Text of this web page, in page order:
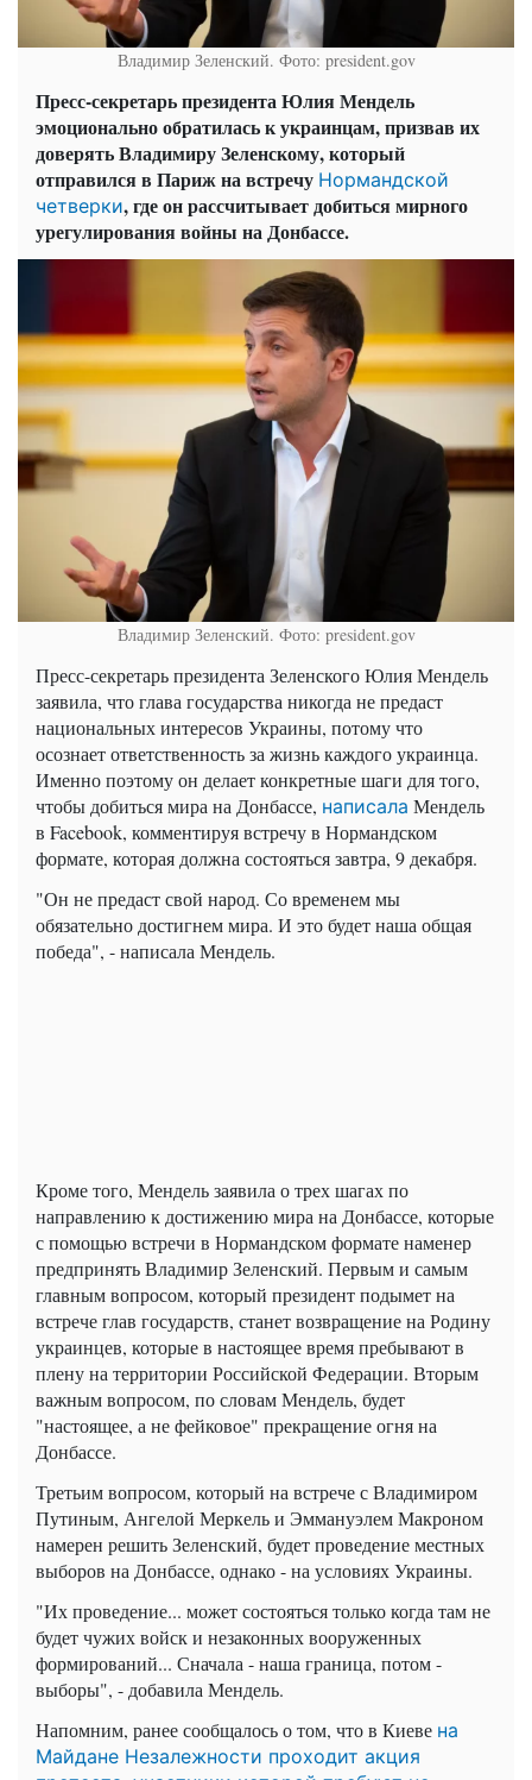
Владимир Зеленский. Фото: president.gov
Пресс-секретарь президента Юлия Мендель
эмоционально обратилась к украинцам, призвав их
доверять Владимиру Зеленскому, который
отправился в Париж на встречу Нормандской
четверки, где он рассчитывает добиться мирного
урегулирования войны на Донбассе.
Владимир Зеленский. Фото: president.gov
Пресс-секретарь президента Зеленского Юлия Мендель
заявила, что глава государства никогда не предаст
национальных интересов Украины, потому что
осознает ответственность за жизнь каждого украинца.
Именно поэтому он делает конкретные шаги для того,
чтобы добиться мира на Донбассе, написала Мендель
в Facebook, комментируя встречу в Нормандском
формате, которая должна состояться завтра, 9 декабря.
"Он не предаст свой народ. Со временем мы
обязательно достигнем мира. И это будет наша общая
победа", - написала Мендель.
Кроме того, Мендель заявила о трех шагах по
направлению к достижению мира на Донбассе, которые
с помощью встречи в Нормандском формате наменер
предпринять Владимир Зеленский. Первым и самым
главным вопросом, который президент подымет на
встрече глав государств, станет возвращение на Родину
украинцев, которые в настоящее время пребывают в
плену на территории Российской Федерации. Вторым
важным вопросом, по словам Мендель, будет
"настоящее, а не фейковое" прекращение огня на
Донбассе.
Третьим вопросом, который на встрече с Владимиром
Путиным, Ангелой Меркель и Эммануэлем Макроном
намерен решить Зеленский, будет проведение местных
выборов на Донбассе, однако - на условиях Украины.
"Их проведение... может состояться только когда там не
будет чужих войск и незаконных вооруженных
формирований... Сначала - наша граница, потом -
выборы", - добавила Мендель.
Напомним, ранее сообщалось о том, что в Киеве на
Майдане Незалежности проходит акция